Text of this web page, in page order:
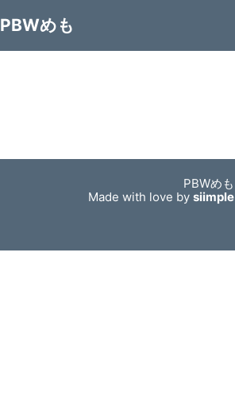
PBWめも
PBWめも
Made with love bysiimple